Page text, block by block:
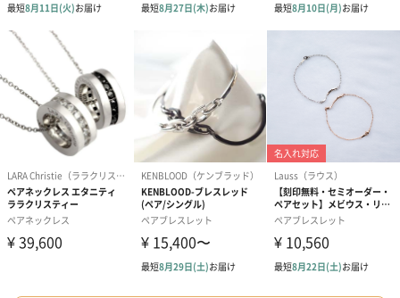
ダンボール装飾（ひま
わり）（720円）
ダンボール装飾（チュ
ーリップ）（720円）
ダンボール装
イトピンク×
ト）（580円）